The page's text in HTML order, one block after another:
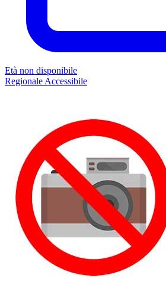
Età non disponibile
Regionale Accessibile